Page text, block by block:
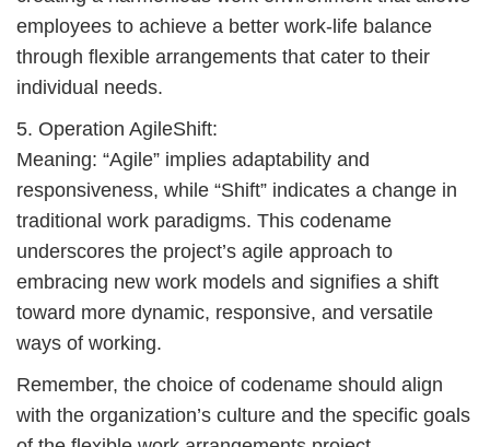
embracing new work models and signifies a shift
toward more dynamic, responsive, and versatile
ways of working.
Remember, the choice of codename should align
with the organization’s culture and the specific goals
of the flexible work arrangements project.
# Cty cung cấp Ω phân phối hóa chất H2O2 Þ
Hydrogen Dioxide Liquid tại Vĩnh Long
# Đơn vị chuyên cung ứng Ø phân phối hóa chất
H2O2 Þ Hydrogen Dioxide Liquid tại Vĩnh Long
# Cung cấp ↔ cung ứng hóa chất H2O2 Þ
Hydrogen Dioxide Liquid tại Vĩnh Long
# Đơn vị cung ứng ∞ phân phối hóa chất H2O2 Þ
Hydrogen Dioxide Liquid tại Vĩnh Long